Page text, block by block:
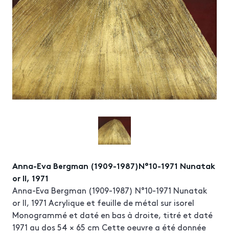
Anna-Eva Bergman (1909-1987)N°10-1971 Nunatak
or II, 1971
Anna-Eva Bergman (1909-1987) N°10-1971 Nunatak
or II, 1971 Acrylique et feuille de métal sur isorel
Monogrammé et daté en bas à droite, titré et daté
1971 au dos 54 × 65 cm Cette oeuvre a été donnée